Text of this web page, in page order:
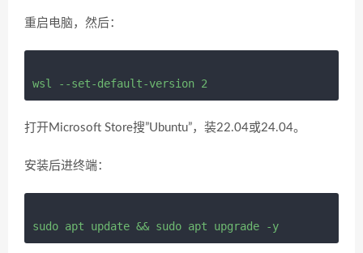
重启电脑，然后：
打开Microsoft Store搜”Ubuntu”，装22.04或24.04。
安装后进终端：